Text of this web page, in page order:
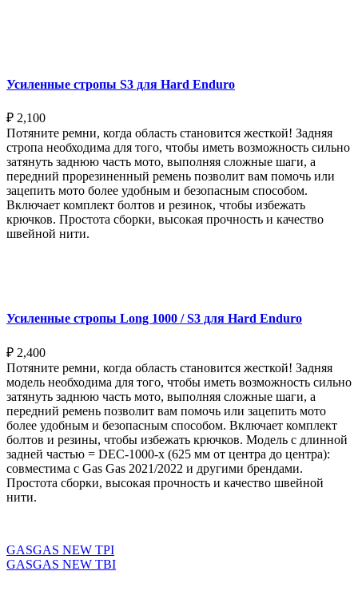
Усиленные стропы S3 для Hard Enduro
₽ 2,100
Потяните ремни, когда область становится жесткой! Задняя
стропа необходима для того, чтобы иметь возможность сильно
затянуть заднюю часть мото, выполняя сложные шаги, а
передний прорезиненный ремень позволит вам помочь или
зацепить мото более удобным и безопасным способом.
Включает комплект болтов и резинок, чтобы избежать
крючков. Простота сборки, высокая прочность и качество
швейной нити.
Усиленные стропы Long 1000 / S3 для Hard Enduro
₽ 2,400
Потяните ремни, когда область становится жесткой! Задняя
модель необходима для того, чтобы иметь возможность сильно
затянуть заднюю часть мото, выполняя сложные шаги, а
передний ремень позволит вам помочь или зацепить мото
более удобным и безопасным способом. Включает комплект
болтов и резины, чтобы избежать крючков. Модель с длинной
задней частью = DEC-1000-x (625 мм от центра до центра):
совместима с Gas Gas 2021/2022 и другими брендами.
Простота сборки, высокая прочность и качество швейной
нити.
GASGAS NEW TPI
GASGAS NEW TBI